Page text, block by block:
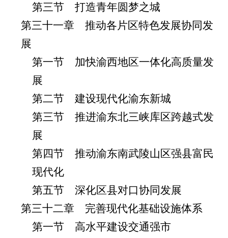
第三节 打造青年圆梦之城
第三十一章 推动各片区特色发展协同发
展
第一节 加快渝西地区一体化高质量发
展
第二节 建设现代化渝东新城
第三节 推进渝东北三峡库区跨越式发
展
第四节 推动渝东南武陵山区强县富民
现代化
第五节 深化区县对口协同发展
第三十二章 完善现代化基础设施体系
第一节 高水平建设交通强市